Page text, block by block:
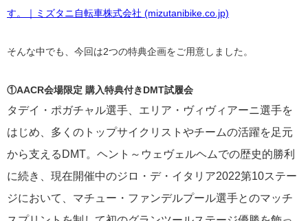
す。｜ミズタニ自転車株式会社 (mizutanibike.co.jp)
そんな中でも、今回は2つの特典企画をご用意しました。
①AACR会場限定 購入特典付きDMT試履会
タデイ・ポガチャル選手、エリア・ヴィヴィアーニ選手を
はじめ、多くのトップサイクリストやチームの活躍を足元
から支えるDMT。ヘント～ウェヴェルヘムでの歴史的勝利
に続き、現在開催中のジロ・デ・イタリア2022第10ステー
ジにおいて、マチュー・ファンデルプール選手とのマッチ